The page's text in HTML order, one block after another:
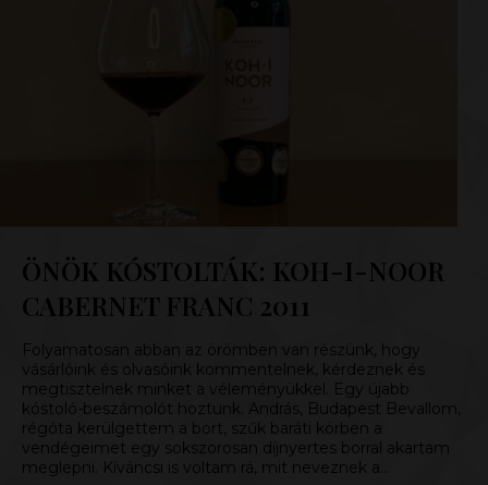
ÖNÖK KÓSTOLTÁK: KOH-I-NOOR
CABERNET FRANC 2011
Folyamatosan abban az örömben van részünk, hogy
vásárlóink és olvasóink kommentelnek, kérdeznek és
megtisztelnek minket a véleményükkel. Egy újabb
kóstoló-beszámolót hoztunk. András, Budapest Bevallom,
régóta kerülgettem a bort, szűk baráti körben a
vendégeimet egy sokszorosan díjnyertes borral akartam
meglepni. Kíváncsi is voltam rá, mit neveznek a…